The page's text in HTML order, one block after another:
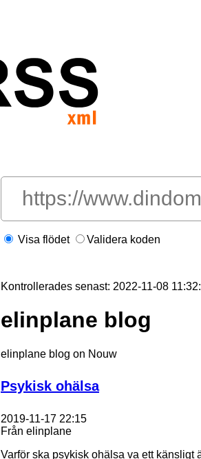
Visa flödet Validera koden
Kontrollerades senast: 2022-11-08
elinplane blog
elinplane blog on Nouw
Psykisk ohälsa
2019-11-17 22:15
Från elinplane
Varför ska psykisk ohälsa va ett känsligt